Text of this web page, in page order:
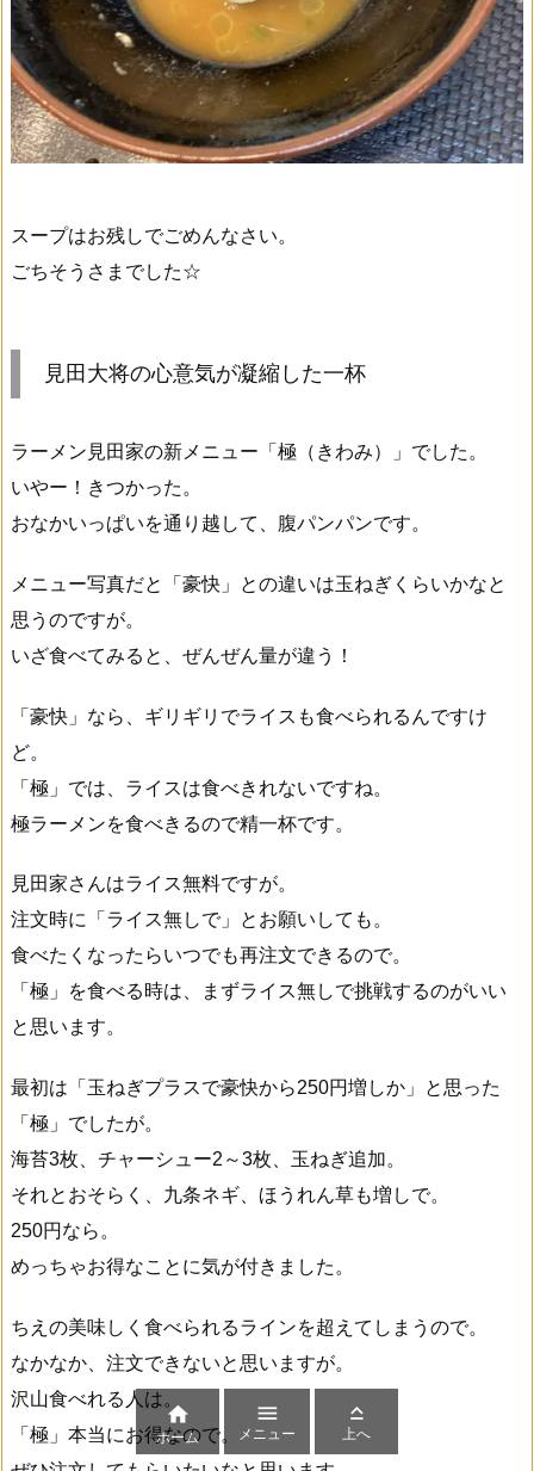
スープはお残しでごめんなさい。
ごちそうさまでした☆
見田大将の心意気が凝縮した一杯
ラーメン見田家の新メニュー「極（きわみ）」でした。
いやー！きつかった。
おなかいっぱいを通り越して、腹パンパンです。
メニュー写真だと「豪快」との違いは玉ねぎくらいかなと
思うのですが。
いざ食べてみると、ぜんぜん量が違う！
「豪快」なら、ギリギリでライスも食べられるんですけ
ど。
「極」では、ライスは食べきれないですね。
極ラーメンを食べきるので精一杯です。
見田家さんはライス無料ですが。
注文時に「ライス無しで」とお願いしても。
食べたくなったらいつでも再注文できるので。
「極」を食べる時は、まずライス無しで挑戦するのがいい
と思います。
最初は「玉ねぎプラスで豪快から250円増しか」と思った
「極」でしたが。
海苔3枚、チャーシュー2～3枚、玉ねぎ追加。
それとおそらく、九条ネギ、ほうれん草も増しで。
250円なら。
めっちゃお得なことに気が付きました。
ちえの美味しく食べられるラインを超えてしまうので。
なかなか、注文できないと思いますが。
沢山食べれる人は。
「極」本当にお得なので。

ホーム

メニュー

上へ